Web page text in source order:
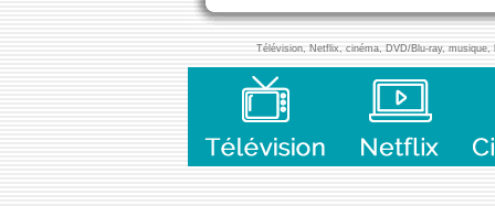
Télévision, Netflix, cinéma, DVD/Blu-ray,